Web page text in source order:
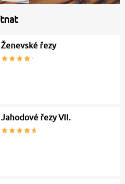
Ženevské řezy
Jahodové řezy VII.